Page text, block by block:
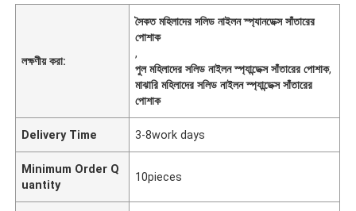
লক্ষণীয় করা:
সৈকত মহিলাদের সলিড নাইলন স্প্যানডেক্স সাঁতারের
পোশাক
,
পুল মহিলাদের সলিড নাইলন স্প্যান্ডেক্স সাঁতারের পোশাক,
মাঝারি মহিলাদের সলিড নাইলন স্প্যান্ডেক্স সাঁতারের
পোশাক
Delivery Time 3-8work days
Minimum Order Q
uantity
10pieces